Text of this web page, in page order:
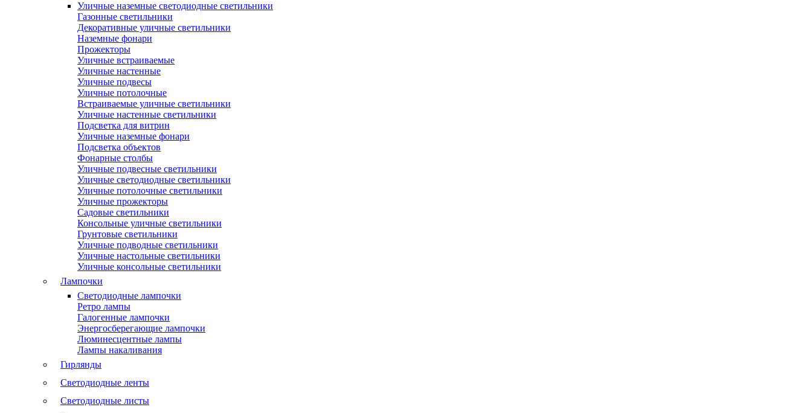
Уличные наземные светодиодные светильники
Газонные светильники
Декоративные уличные светильники
Наземные фонари
Прожекторы
Уличные встраиваемые
Уличные настенные
Уличные подвесы
Уличные потолочные
Встраиваемые уличные светильники
Уличные настенные светильники
Подсветка для витрин
Уличные наземные фонари
Подсветка объектов
Фонарные столбы
Уличные подвесные светильники
Уличные светодиодные светильники
Уличные потолочные светильники
Уличные прожекторы
Садовые светильники
Консольные уличные светильники
Грунтовые светильники
Уличные подводные светильники
Уличные настольные светильники
Уличные консольные светильники
Лампочки
Светодиодные лампочки
Ретро лампы
Галогенные лампочки
Энергосберегающие лампочки
Люминесцентные лампы
Лампы накаливания
Гирлянды
Светодиодные ленты
Светодиодные листы